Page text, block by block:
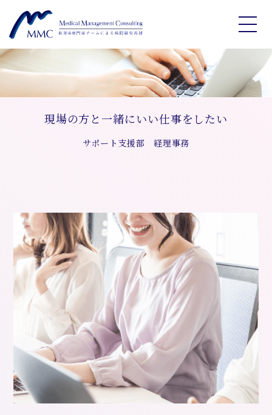
現場の方と一緒にいい仕事をしたい
サポート支援部 経理事務